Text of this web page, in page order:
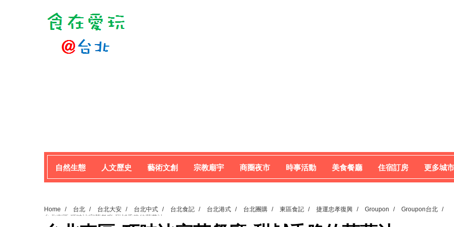
自然生態 人文歷史 藝術文創 宗教廟宇 商圈夜市 時事活動 美食餐廳 住宿訂房 更多城市
Home / 台北 / 台北大安 / 台北中式 / 台北食記 / 台北港式 / 台北團購 / 東區食記 / 捷運忠孝復興 / Groupon / Groupon台北
/
台北東區-巧味冰室茶餐廳-甜鹹香脆的菠蘿油